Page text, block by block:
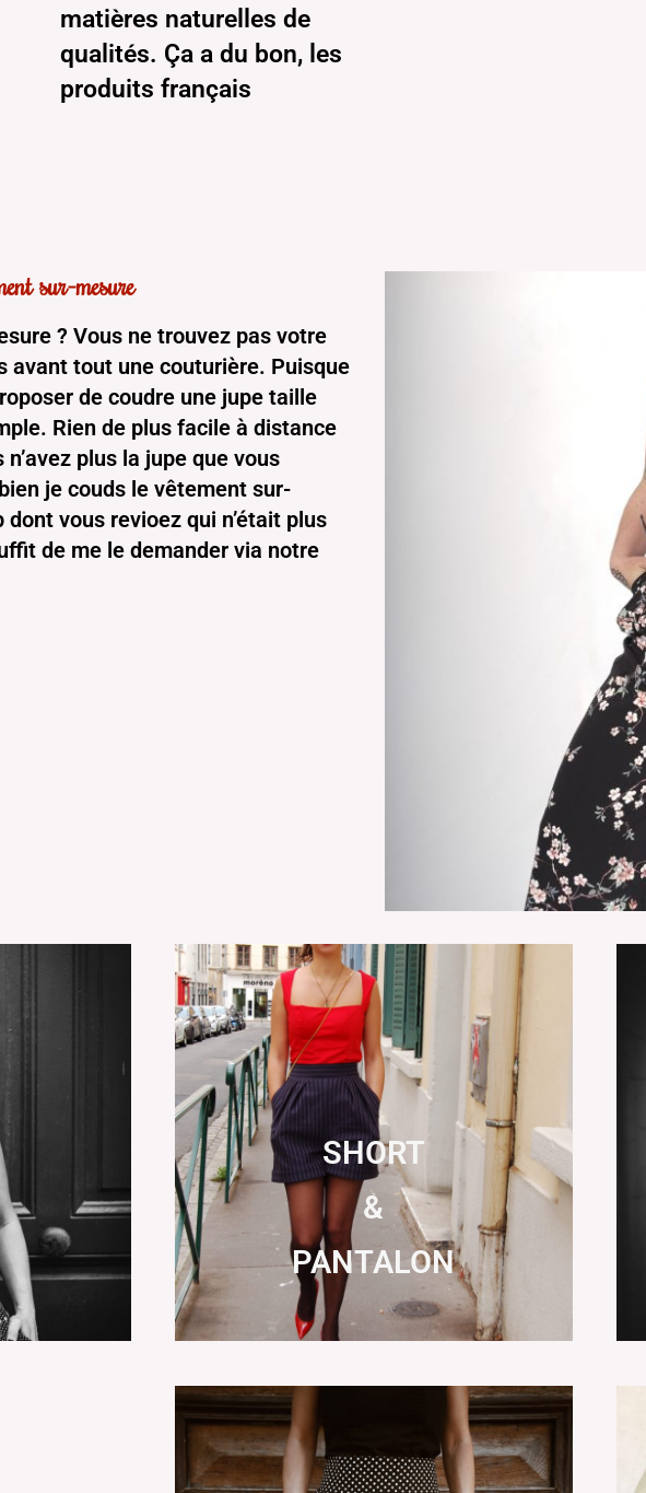
matières naturelles de
qualités. Ça a du bon, les
produits français
sur-mesure
? Vous ne trouvez pas votre
avant tout une couturière. Puisque
de coudre une jupe taille
Rien de plus facile à distance
plus la jupe que vous
je couds le vêtement sur-
vous revioez qui n’était plus
de me le demander via notre
SHORT
&
PANTALON